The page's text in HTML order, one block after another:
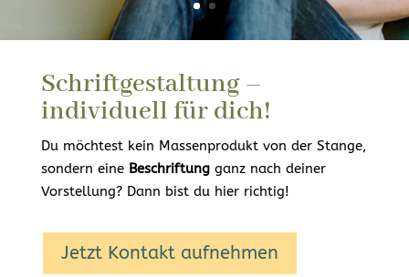
Schriftgestaltung –
individuell für dich!
Du möchtest kein Massenprodukt von der Stange,
sondern eine Beschriftungganz nach deiner
Vorstellung? Dann bist du hier richtig!
Jetzt Kontakt aufnehmen